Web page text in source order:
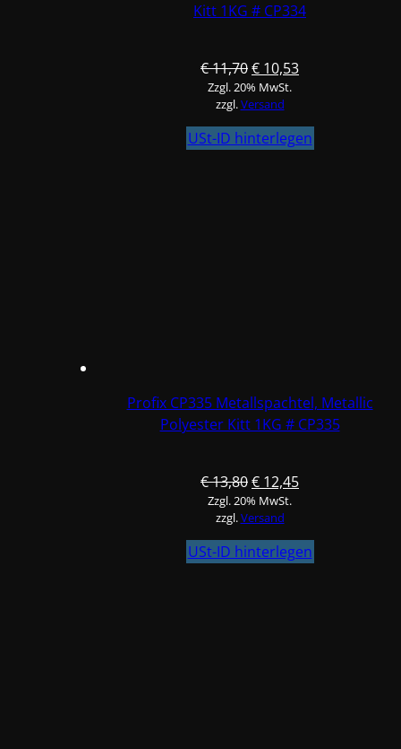
Kitt 1KG # CP334
€11,70Ursprünglicher
Preis
war:
€ 11,70
€ 10,53Aktueller
€ 10,53.
Zzgl. 20% MwSt.
zzgl.Versand
USt-ID hinterlegen
Profix CP335 Metallspachtel, Metallic
Polyester Kitt 1KG # CP335
€13,80Ursprünglicher
Preis
war:
€ 13,80
€ 12,45Aktueller
€ 12,45.
Zzgl. 20% MwSt.
zzgl.Versand
USt-ID hinterlegen